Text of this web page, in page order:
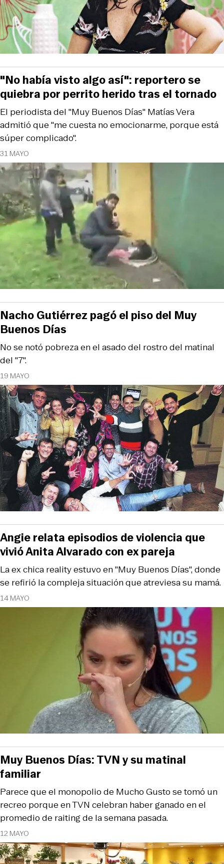
31 MAYO
El periodista del "Muy Buenos Días" Matías Vera
admitió que "me cuesta no emocionarme, porque está
súper complicado".
"No había visto algo así": reportero se
quiebra por perrito herido tras el tornado
19 MAYO
No se notó pobreza en el asado del rostro del matinal
del "7".
Nacho Gutiérrez pagó el piso del Muy
Buenos Días
14 MAYO
La ex chica reality estuvo en "Muy Buenos Días", donde
se refirió la compleja situación que atreviesa su mamá.
Angie relata episodios de violencia que
vivió Anita Alvarado con ex pareja
12 MAYO
Parece que el monopolio de Mucho Gusto se tomó un
recreo porque en TVN celebran haber ganado en el
promedio de raiting de la semana pasada.
Muy Buenos Días: TVN y su matinal
familiar